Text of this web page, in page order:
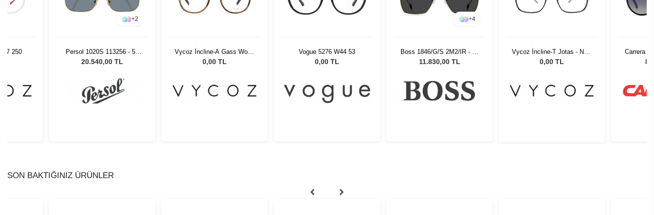
57 250
+2
Persol 1020S 113256 - 57
Erkek Güneş Gözlüğü
20.540,00 TL
Vycoz İncline-A Gass Wood
48-22 54139
0,00 TL
Vogue 5276 W44 53
0,00 TL
+4
Boss 1846/G/S 2M2/IR - 58
Unisex Güneş Gözlüğü
11.830,00 TL
Vycoz İncline-T Jotas - New
HAV 50-20 144
0,00 TL
Carrera
- 52
SON BAKTIĞINIZ ÜRÜNLER